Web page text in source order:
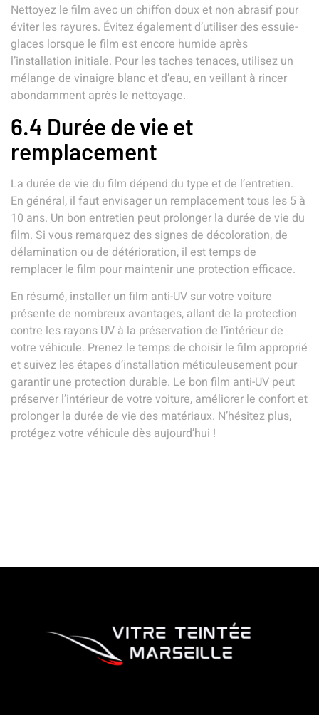
Nettoyez le film avec un chiffon doux et non abrasif pour
éviter les rayures. Évitez également d’utiliser des essuie-
glaces lorsque le film est encore humide après
l’installation initiale. Pour les taches tenaces, utilisez un
mélange de vinaigre blanc et d’eau, en veillant à rincer
abondamment après le nettoyage.
6.4 Durée de vie et
remplacement
La durée de vie du film dépend du type et de l’entretien.
En général, il faut envisager un remplacement tous les 5 à
10 ans. Un bon entretien peut prolonger la durée de vie du
film. Si vous remarquez des signes de décoloration, de
délamination ou de détérioration, il est temps de
remplacer le film pour maintenir une protection efficace.
En résumé, installer un film anti-UV sur votre voiture
présente de nombreux avantages, allant de la protection
contre les rayons UV à la préservation de l’intérieur de
votre véhicule. Prenez le temps de choisir le film approprié
et suivez les étapes d’installation méticuleusement pour
garantir une protection durable. Le bon film anti-UV peut
préserver l’intérieur de votre voiture, améliorer le confort et
prolonger la durée de vie des matériaux. N’hésitez plus,
protégez votre véhicule dès aujourd’hui !